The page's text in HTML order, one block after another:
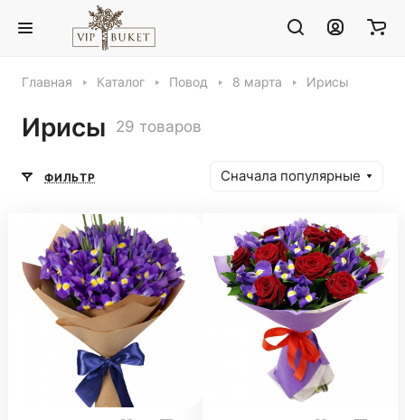
Главная Каталог Повод 8 марта Ирисы
Ирисы 29 товаров
ФИЛЬТР Сначала популярные